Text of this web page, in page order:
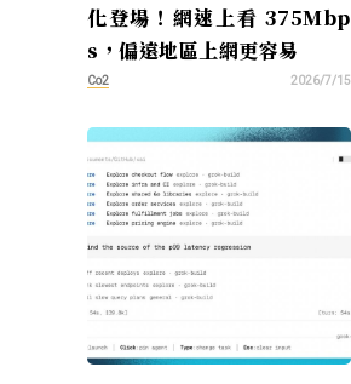
化登場！網速上看 375Mbp
s，偏遠地區上網更容易
Co2 2026/7/15